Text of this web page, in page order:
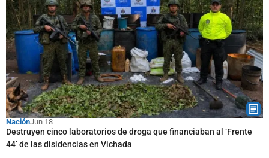
NaciónJun 18
Destruyen cinco laboratorios de droga que financiaban al ‘Frente
44’ de las disidencias en Vichada